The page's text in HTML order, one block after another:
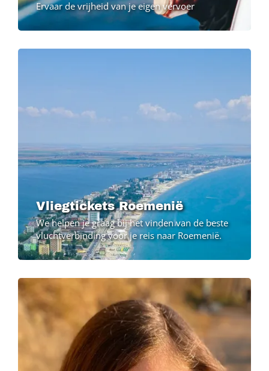
Ervaar de vrijheid van je eigen vervoer
Image
Vliegtickets Roemenië
We helpen je graag bij het vinden van de beste
vluchtverbinding voor je reis naar Roemenië.
Image